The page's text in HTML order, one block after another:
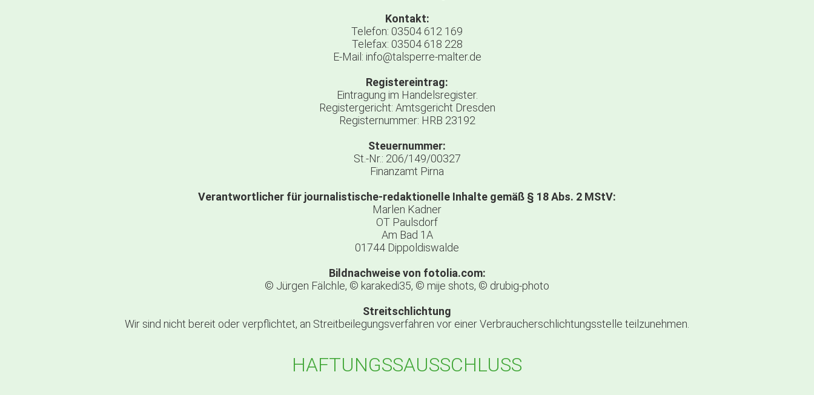
Kontakt:
Telefon: 03504 612 169
Telefax: 03504 618 228
E-Mail: info@talsperre-malter.de
Registereintrag:
Eintragung im Handelsregister.
Registergericht: Amtsgericht Dresden
Registernummer: HRB 23192
Steuernummer:
St.-Nr.: 206/149/00327
Finanzamt Pirna
Verantwortlicher für journalistische-redaktionelle Inhalte gemäß § 18 Abs. 2 MStV:
Marlen Kadner
OT Paulsdorf
Am Bad 1A
01744 Dippoldiswalde
Bildnachweise von fotolia.com:
© Jürgen Fälchle, © karakedi35, © mije shots, © drubig-photo
Streitschlichtung
Wir sind nicht bereit oder verpflichtet, an Streitbeilegungsverfahren vor einer Verbraucherschlichtungsstelle teilzunehmen.
HAFTUNGSSAUSSCHLUSS